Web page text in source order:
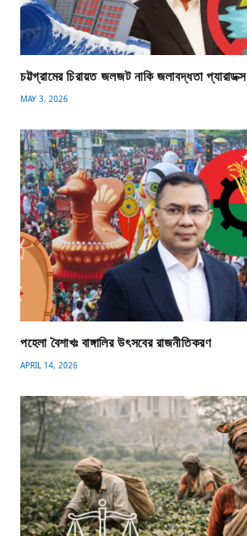
চট্টগ্রামের চিরায়ত জলজট নাকি জলাবদ্ধতা প্যারাডক্স
MAY 3, 2026
পহেলা বৈশাখঃ বাঙ্গালির উৎসবের রাজনীতিকরণ
APRIL 14, 2026